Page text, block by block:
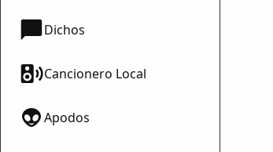
Dichos
Cancionero Local
Apodos